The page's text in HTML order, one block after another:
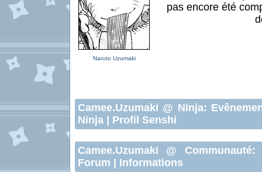
Naruto Uzumaki
pas encore été
Camee.Uzumaki @ Ninja:
Ninja
Profil Senshi
Camee.Uzumaki @
Forum
Informations